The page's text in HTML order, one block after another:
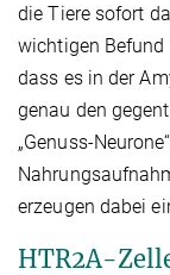
die Tiere sofort
wichtigen Befund
dass es in der
genau den
„Genuss-
erzeugen dabei
HTR2A-